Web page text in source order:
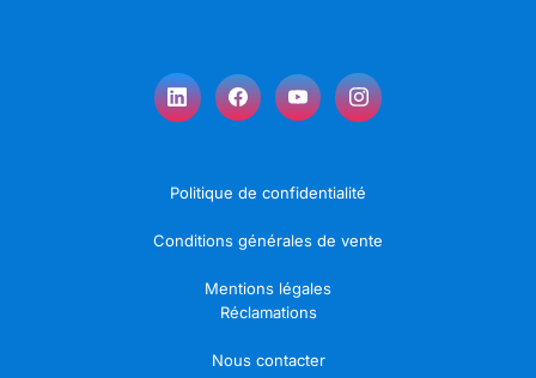
Politique de confidentialité
Conditions générales de vente
Mentions légales
Réclamations
Nous contacter